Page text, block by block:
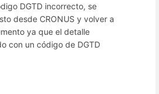
DGTD incorrecto, se
desde CRONUS y volver a
ya que el detalle
con un código de DGTD